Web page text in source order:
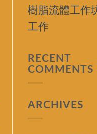
樹脂流體工作
工作
RECENT
COMMENTS
ARCHIVES